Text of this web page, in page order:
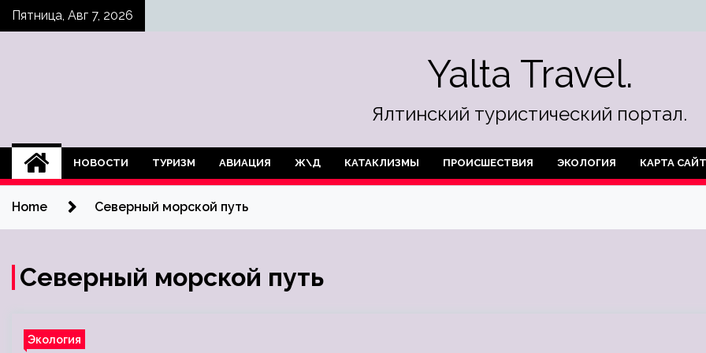
SkipПятница, Авг 7, 2026
Yalta Travel.
Ялтинский туристический портал.
НОВОСТИ ТУРИЗМ АВИАЦИЯ Ж\Д КАТАКЛИЗМЫ ПРОИСШЕСТВИЯ ЭКОЛОГИЯ КАРТА
Home Северный морской путь
Северный морской путь
Экология